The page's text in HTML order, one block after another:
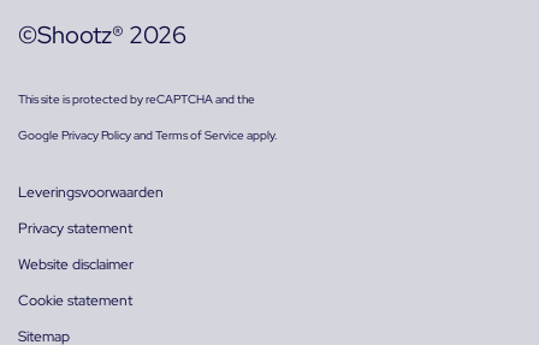
©Shootz® 2026
This site is protected by reCAPTCHA and the
GooglePrivacy PolicyandTerms of Serviceapply.
Leveringsvoorwaarden
Privacy statement
Website disclaimer
Cookie statement
Sitemap